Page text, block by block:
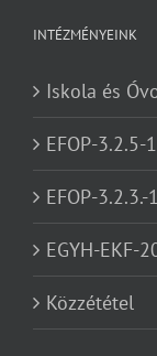
INTÉZMÉNYEINK
Iskola és
EFOP-3.2.5-
EFOP-
EGYH-EKF-
Közzététel